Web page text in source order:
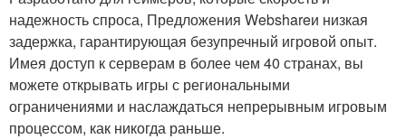
надежность спроса, Предложения Webshareи низкая
задержка, гарантирующая безупречный игровой опыт.
Имея доступ к серверам в более чем 40 странах, вы
можете открывать игры с региональными
ограничениями и наслаждаться непрерывным игровым
процессом, как никогда раньше.